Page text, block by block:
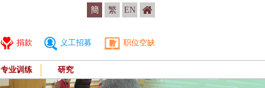
簡 繁 EN
捐款 义工招募 职位空缺
专业训练 研究